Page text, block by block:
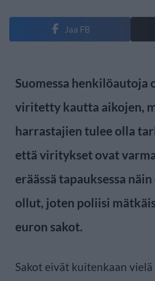
Jaa FB
Suomessa henkilöautoja
viritetty kautta aikojen,
harrastajien tulee olla
että viritykset ovat
eräässä tapauksessa
ollut, joten poliisi
euron sakot.
Sakot eivät kuitenkaan